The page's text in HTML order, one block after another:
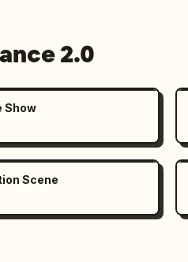
2.0
Show
Scene